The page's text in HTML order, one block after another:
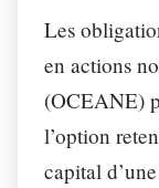
Les
en actions
(OCEANE)
l’option
capital